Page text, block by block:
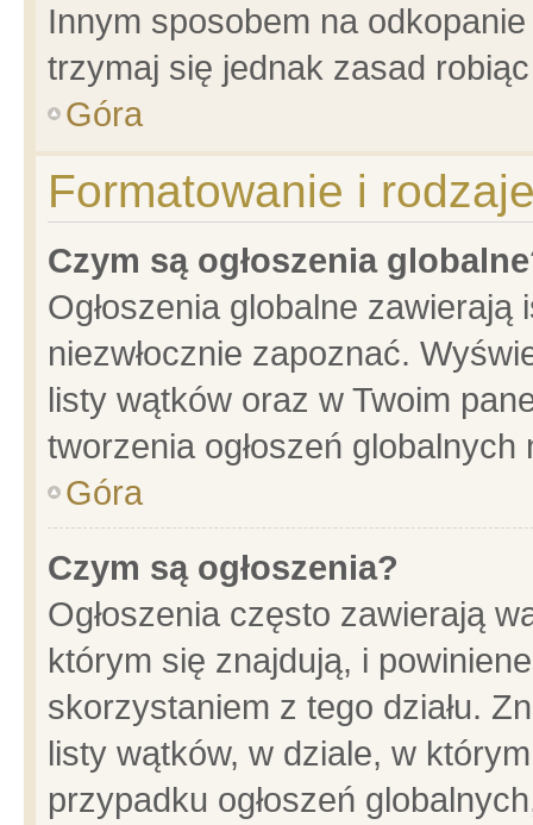
Innym sposobem na
trzymaj się jednak zasad
Góra
Formatowanie i
Czym są ogłoszenia
Ogłoszenia globalne
niezwłocznie zapoznać.
listy wątków oraz w Twoim
tworzenia ogłoszeń
Góra
Czym są ogłoszenia?
Ogłoszenia często zawierają
którym się znajdują, i
skorzystaniem z tego działu.
listy wątków, w dziale, w
przypadku ogłoszeń